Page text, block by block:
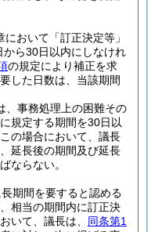
において「訂正決定等」
ら30日以内にしなけれ
の規定により補正を求
した日数は、当該期間
、事務処理上の困難その
に規定する期間を30日以
この場合において、議長
延長後の期間及び延長
ならない。
期間を要すると認める
相当の期間内に訂正決
いて、議長は、 同条第1